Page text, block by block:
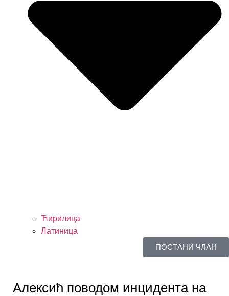
Ћирилица
Латиница
ПОСТАНИ ЧЛАН
Алексић поводом инцидента на